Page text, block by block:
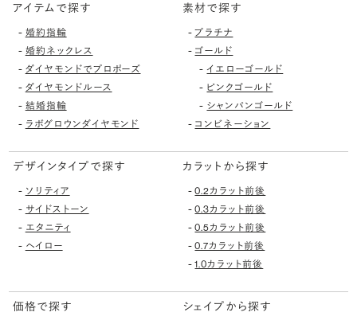
アイテムで探す
- 婚約指輪
- 婚約ネックレス
- ダイヤモンドでプロポーズ
- ダイヤモンドルース
- 結婚指輪
- ラボグロウンダイヤモンド
素材で探す
-プラチナ
- ゴールド
-イエローゴールド
- ピンクゴールド
- シャンパンゴールド
- コンビネーション
デザインタイプで探す
- ソリティア
- サイドストーン
- エタニティ
- ヘイロー
カラットから探す
-0.2カラット前後
-0.3カラット前後
-0.5カラット前後
-0.7カラット前後
-1.0カラット前後
価格で探す
シェイプから探す